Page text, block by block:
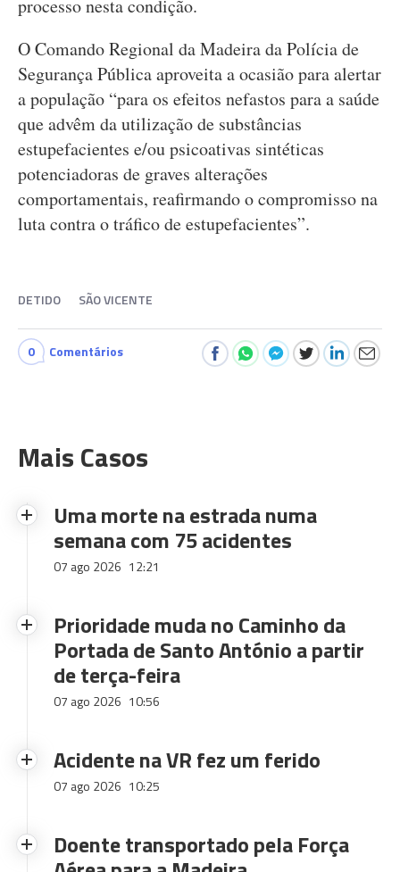
processo nesta condição.
O Comando Regional da Madeira da Polícia de
Segurança Pública aproveita a ocasião para alertar
a população “para os efeitos nefastos para a saúde
que advêm da utilização de substâncias
estupefacientes e/ou psicoativas sintéticas
potenciadoras de graves alterações
comportamentais, reafirmando o compromisso na
luta contra o tráfico de estupefacientes”.
DETIDO SÃO VICENTE
0 Comentários
Mais Casos
Uma morte na estrada numa
semana com 75 acidentes
07 ago 2026 12:21
Prioridade muda no Caminho da
Portada de Santo António a partir
de terça-feira
07 ago 2026 10:56
Acidente na VR fez um ferido
07 ago 2026 10:25
Doente transportado pela Força